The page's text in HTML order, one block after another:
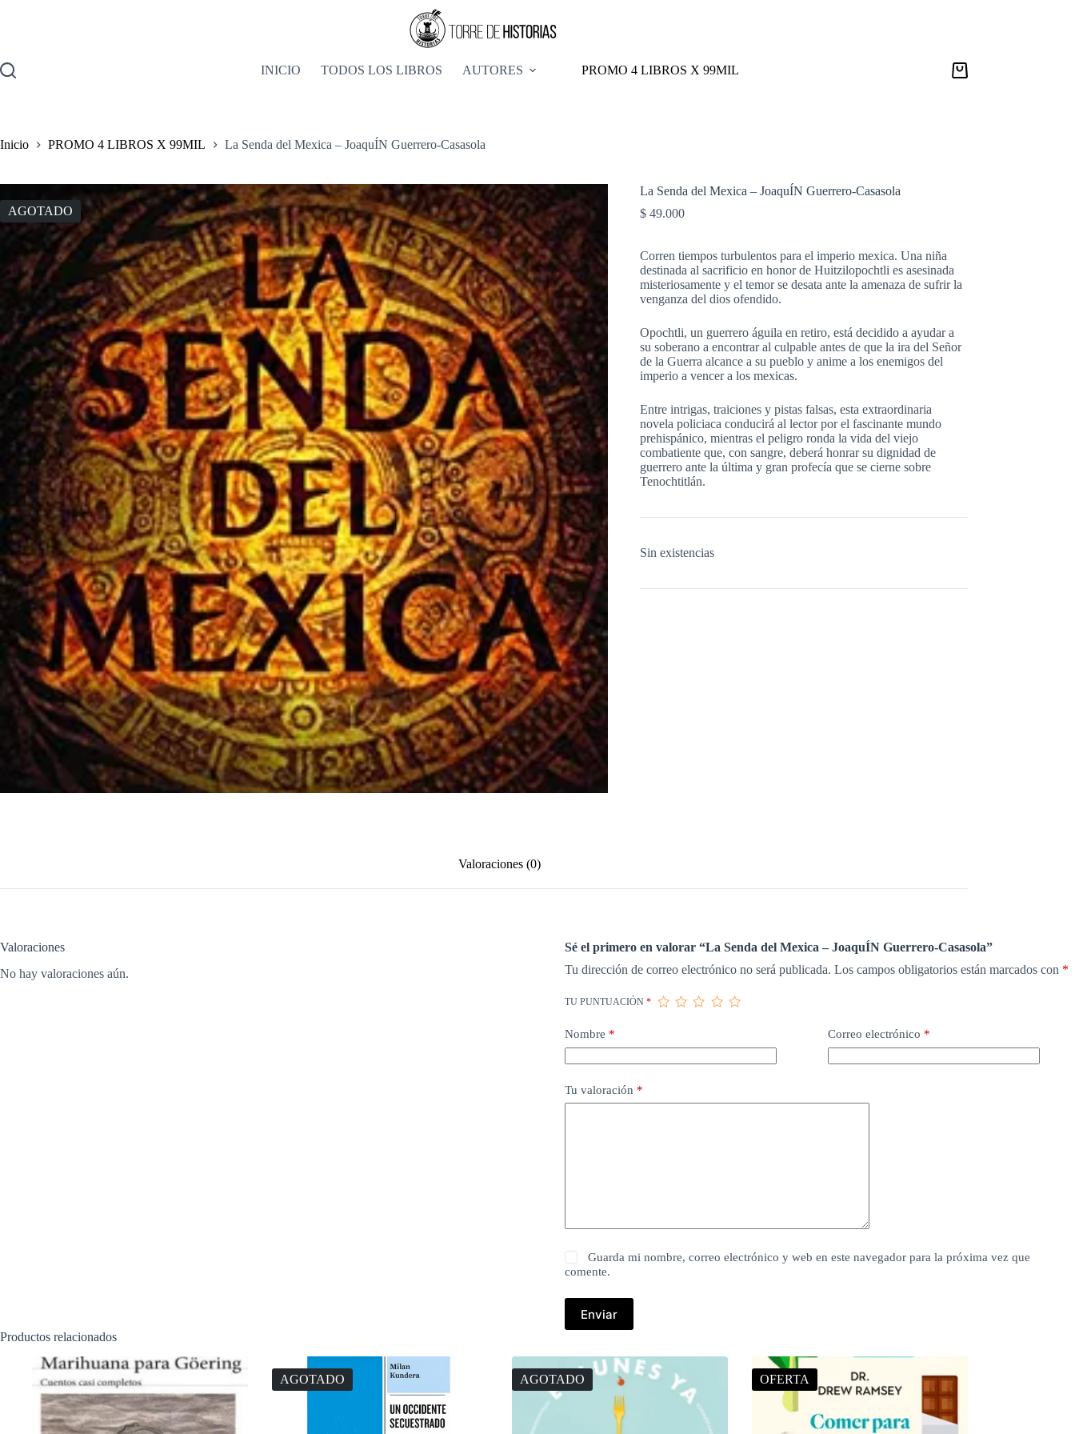
INICIO TODOS LOS LIBROS AUTORES PROMO 4 LIBROS X 99MIL
Carro
Inicio PROMO 4 LIBROS X 99MIL La Senda del Mexica – JoaquÍN Guerrero-Casasola
AGOTADO
La Senda del Mexica – JoaquÍN Guerrero-Casasola
$ 49.000
Corren tiempos turbulentos para el imperio mexica. Una niña
destinada al sacrificio en honor de Huitzilopochtli es asesinada
misteriosamente y el temor se desata ante la amenaza de sufrir la
venganza del dios ofendido.
Opochtli, un guerrero águila en retiro, está decidido a ayudar a
su soberano a encontrar al culpable antes de que la ira del Señor
de la Guerra alcance a su pueblo y anime a los enemigos del
imperio a vencer a los mexicas.
Entre intrigas, traiciones y pistas falsas, esta extraordinaria
novela policiaca conducirá al lector por el fascinante mundo
prehispánico, mientras el peligro ronda la vida del viejo
combatiente que, con sangre, deberá honrar su dignidad de
guerrero ante la última y gran profecía que se cierne sobre
Tenochtitlán.
Sin existencias
Valoraciones (0)
Valoraciones
No hay valoraciones aún.
Sé el primero en valorar “La Senda del Mexica – JoaquÍN Guerrero-Casasola”
Tu dirección de correo electrónico no será publicada. Los campos obligatorios están marcados con *
TU PUNTUACIÓN *
Nombre * Correo electrónico *
Tu valoración *
Guarda mi nombre, correo electrónico y web en este navegador para la próxima vez que
comente.
Enviar
Productos relacionados
AGOTADO AGOTADO OFERTA